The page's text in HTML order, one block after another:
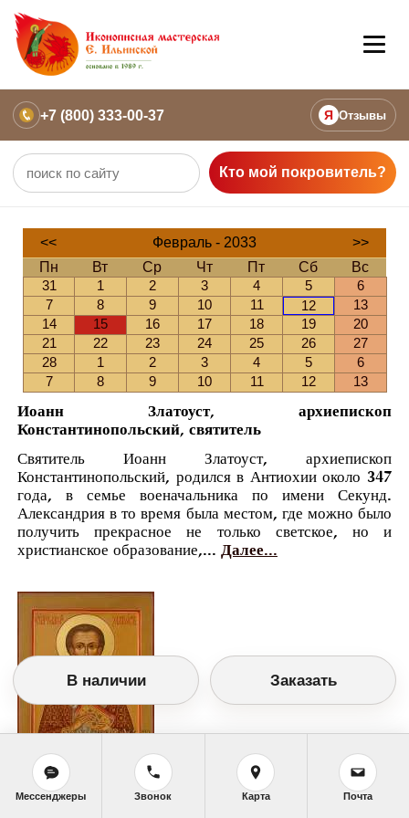
+7 (800) 333-00-37 Я Отзывы
Кто мой покровитель?
<< Февраль - 2033
>>
Пн
Вт Ср Чт Пт Сб
Вс
31
1 2 3 4 5
6
7
8 9 10 11 12
13
14
15 16 17 18 19
20
21
22 23 24 25 26
27
28
1 2 3 4 5
6
7
8 9 10 11 12 13
Иоанн Златоуст, архиепископ
Константинопольский, святитель
Святитель Иоанн Златоуст, архиепископ
Константинопольский, родился в Антиохии около 347
года, в семье военачальника по имени Секунд.
Александрия в то время была местом, где можно было
получить прекрасное не только светское, но и
христианское образование,... Далее...
Православный календарь
В наличии Заказать
Мессенджеры Звонок Карта Почта